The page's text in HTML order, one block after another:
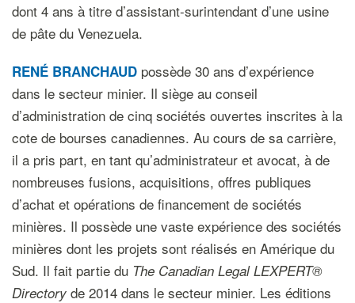
dont 4 ans à titre d’assistant-surintendant d’une usine
de pâte du Venezuela.
RENÉ BRANCHAUD possède 30 ans d’expérience
dans le secteur minier. Il siège au conseil
d’administration de cinq sociétés ouvertes inscrites à la
cote de bourses canadiennes. Au cours de sa carrière,
il a pris part, en tant qu’administrateur et avocat, à de
nombreuses fusions, acquisitions, offres publiques
d’achat et opérations de financement de sociétés
minières. Il possède une vaste expérience des sociétés
minières dont les projets sont réalisés en Amérique du
Sud. Il fait partie du The Canadian Legal LEXPERT®
Directory de 2014 dans le secteur minier. Les éditions